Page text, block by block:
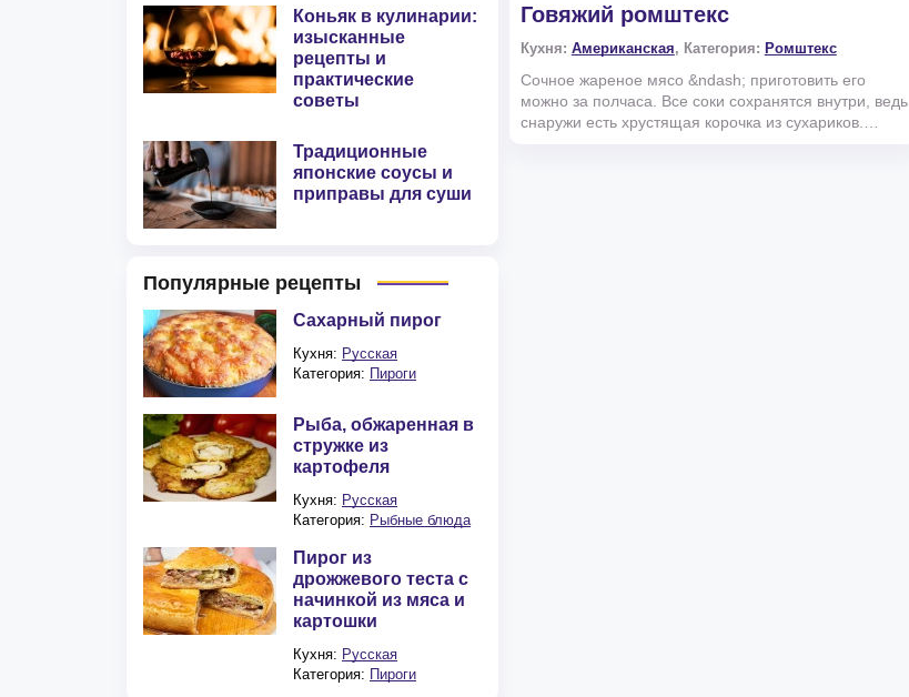
Говяжий ромштекс
Кухня: Американская, Категория: Ромштекс
Сочное жареное мясо &ndash; приготовить его
можно за полчаса. Все соки сохранятся внутри, ведь
снаружи есть хрустящая корочка из сухариков.
Коньяк в кулинарии:
изысканные
рецепты и
практические
советы
Традиционные
японские соусы и
приправы для суши
Популярные рецепты
Сахарный пирог
Кухня: Русская
Категория: Пироги
Рыба, обжаренная в
стружке из
картофеля
Кухня: Русская
Категория: Рыбные блюда
Пирог из
дрожжевого теста с
начинкой из мяса и
картошки
Кухня: Русская
Категория: Пироги